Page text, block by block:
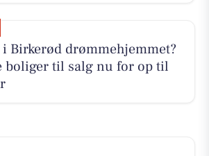
i Birkerød drømmehjemmet?
boliger til salg nu for op til